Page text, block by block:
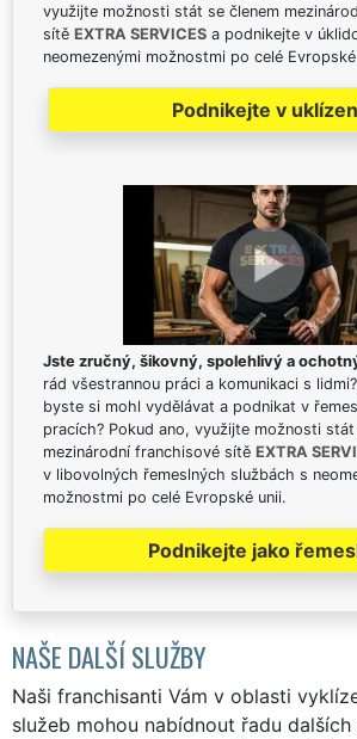
využijte možnosti stát se členem
sítě EXTRA SERVICES a podnikejte v
neomezenými možnostmi po celé
Podnikejte v
Jste zručný, šikovný, spolehlivý a
rád všestrannou práci a komunikaci s
byste si mohl vydělávat a podnikat v
pracích? Pokud ano, využijte možnosti stát
mezinárodní franchisové sítě EXTRA
v libovolných řemeslných službách s
možnostmi po celé Evropské unii.
Podnikejte jako
NAŠE DALŠÍ SLUŽBY
Naši franchisanti Vám v oblasti
služeb mohou nabídnout řadu